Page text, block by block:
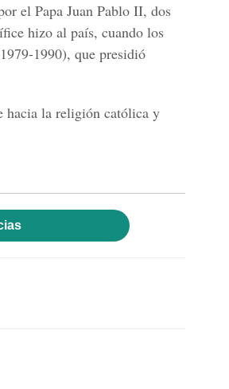
el Papa Juan Pablo II, dos
hizo al país, cuando los
1990), que presidió
hacia la religión católica y